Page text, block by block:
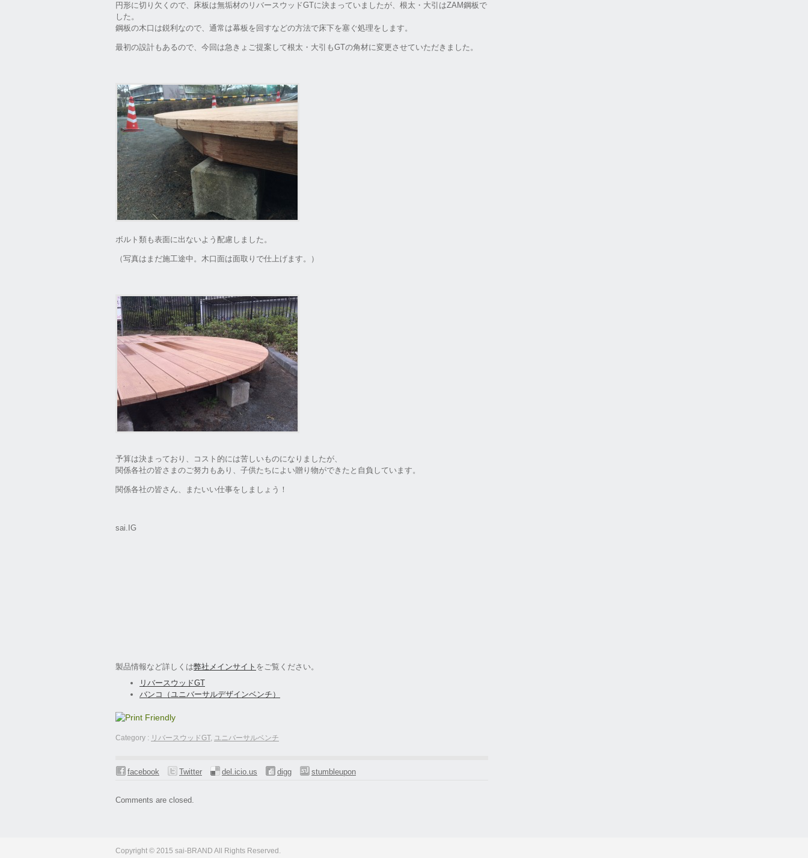
円形に切り欠くので、床板は無垢材のリバースウッドGTに決まっていましたが、根太・大引はZAM鋼板で
した。
鋼板の木口は鋭利なので、通常は幕板を回すなどの方法で床下を塞ぐ処理をします。
最初の設計もあるので、今回は急きょご提案して根太・大引もGTの角材に変更させていただきました。
ボルト類も表面に出ないよう配慮しました。
（写真はまだ施工途中。木口面は面取りで仕上げます。）
予算は決まっており、コスト的には苦しいものになりましたが、
関係各社の皆さまのご努力もあり、子供たちによい贈り物ができたと自負しています。
関係各社の皆さん、またいい仕事をしましょう！
sai.IG
製品情報など詳しくは弊社メインサイト をご覧ください。
リバースウッドGT
バンコ（ユニバーサルデザインベンチ）
Category : リバースウッドGT, ユニバーサルベンチ
facebook Twitter del.icio.us digg stumbleupon
Comments are closed.
Copyright © 2015 sai-BRAND All Rights Reserved.